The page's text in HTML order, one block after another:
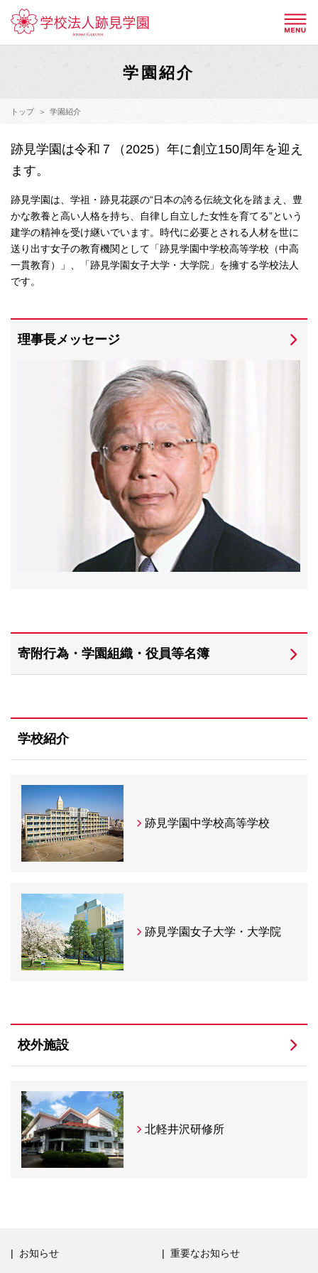
学園紹介
トップ 学園紹介
跡見学園は令和７（2025）年に創立150周年を迎え
ます。
跡見学園は、学祖・跡見花蹊の“日本の誇る伝統文化を踏まえ、豊
かな教養と高い人格を持ち、自律し自立した女性を育てる”という
建学の精神を受け継いでいます。時代に必要とされる人材を世に
送り出す女子の教育機関として「跡見学園中学校高等学校（中高
一貫教育）」、「跡見学園女子大学・大学院」を擁する学校法人
です。
理事長メッセージ
寄附行為・学園組織・役員等名簿
学校紹介
跡見学園中学校高等学校
跡見学園女子大学・大学院
校外施設
北軽井沢研修所
お知らせ 重要なお知らせ